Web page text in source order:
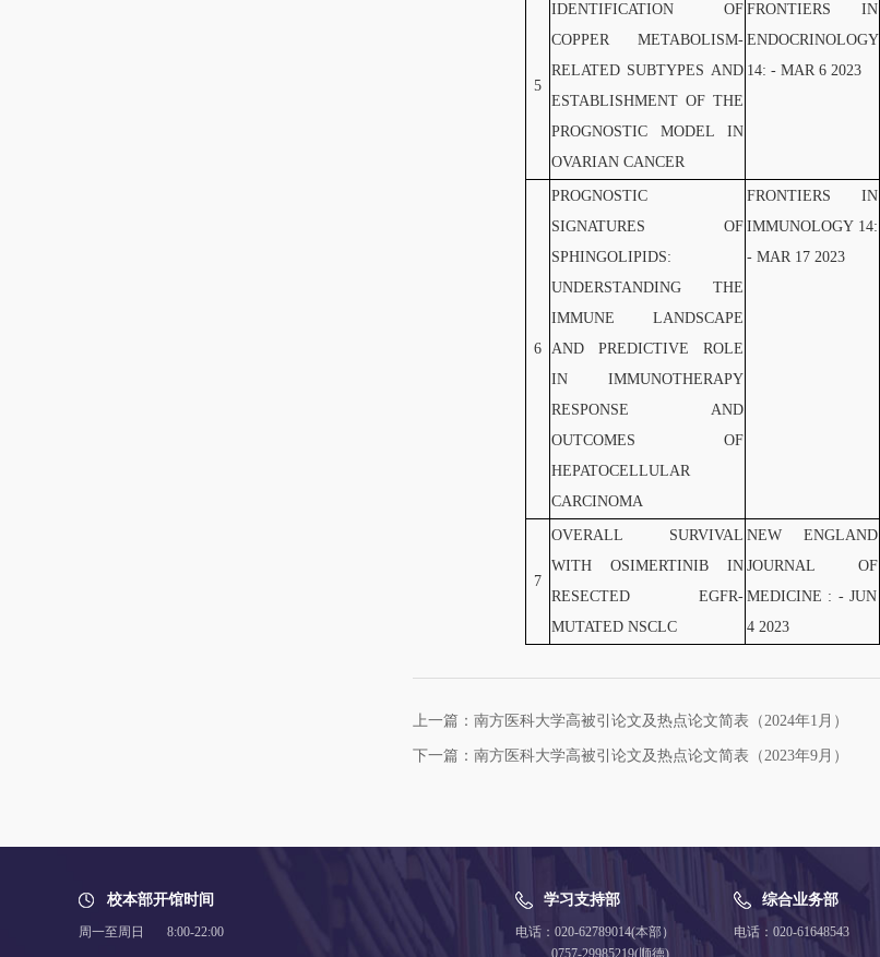
5
IDENTIFICATION OF
COPPER METABOLISM-
RELATED SUBTYPES AND
ESTABLISHMENT OF THE
PROGNOSTIC MODEL IN
OVARIAN CANCER
FRONTIERS IN
ENDOCRINOLOGY
14: - MAR 6 2023
6
PROGNOSTIC
SIGNATURES OF
SPHINGOLIPIDS:
UNDERSTANDING THE
IMMUNE LANDSCAPE
AND PREDICTIVE ROLE
IN IMMUNOTHERAPY
RESPONSE AND
OUTCOMES OF
HEPATOCELLULAR
CARCINOMA
FRONTIERS IN
IMMUNOLOGY 14:
- MAR 17 2023
7
OVERALL SURVIVAL
WITH OSIMERTINIB IN
RESECTED EGFR-
MUTATED NSCLC
NEW ENGLAND
JOURNAL OF
MEDICINE : - JUN
4 2023
上一篇：南方医科大学高被引论文及热点论文简表（2024年1月）
下一篇：南方医科大学高被引论文及热点论文简表（2023年9月）
校本部开馆时间
周一至周日 8:00-22:00
学习支持部
电话：020-62789014(本部）
0757-29985219(顺德)
综合业务部
电话：020-61648543